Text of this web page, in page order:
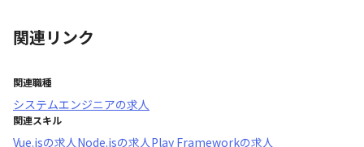
関連リンク
関連職種
システムエンジニアの求人
関連スキル
Vue.jsの求人Node.jsの求人Play Frameworkの求人